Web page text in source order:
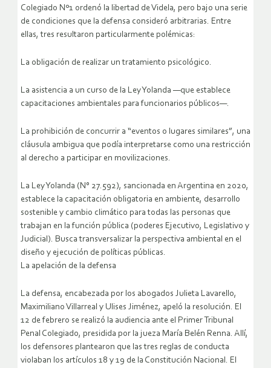
Colegiado Nº1 ordenó la libertad de Videla, pero bajo una serie
de condiciones que la defensa consideró arbitrarias. Entre
ellas, tres resultaron particularmente polémicas:
La obligación de realizar un tratamiento psicológico.
La asistencia a un curso de la Ley Yolanda —que establece
capacitaciones ambientales para funcionarios públicos—.
La prohibición de concurrir a “eventos o lugares similares”, una
cláusula ambigua que podía interpretarse como una restricción
al derecho a participar en movilizaciones.
La Ley Yolanda (N° 27.592), sancionada en Argentina en 2020,
establece la capacitación obligatoria en ambiente, desarrollo
sostenible y cambio climático para todas las personas que
trabajan en la función pública (poderes Ejecutivo, Legislativo y
Judicial). Busca transversalizar la perspectiva ambiental en el
diseño y ejecución de políticas públicas.
La apelación de la defensa
La defensa, encabezada por los abogados Julieta Lavarello,
Maximiliano Villarreal y Ulises Jiménez, apeló la resolución. El
12 de febrero se realizó la audiencia ante el Primer Tribunal
Penal Colegiado, presidida por la jueza María Belén Renna. Allí,
los defensores plantearon que las tres reglas de conducta
violaban los artículos 18 y 19 de la Constitución Nacional. El